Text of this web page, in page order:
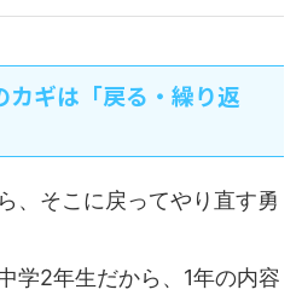
カギは「戻る・繰り返
、そこに戻ってやり直す勇
学2年生だから、1年の内容